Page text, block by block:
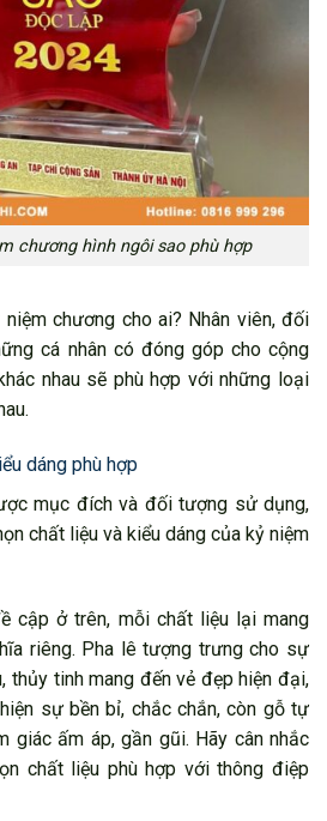
chương hình ngôi sao phù hợp
chương cho ai? Nhân viên, đối
cá nhân có đóng góp cho cộng
nhau sẽ phù hợp với những loại
dáng phù hợp
mục đích và đối tượng sử dụng,
chất liệu và kiểu dáng của kỷ niệm
cập ở trên, mỗi chất liệu lại mang
riêng. Pha lê tượng trưng cho sự
thủy tinh mang đến vẻ đẹp hiện đại,
sự bền bỉ, chắc chắn, còn gỗ tự
giác ấm áp, gần gũi. Hãy cân nhắc
chất liệu phù hợp với thông điệp